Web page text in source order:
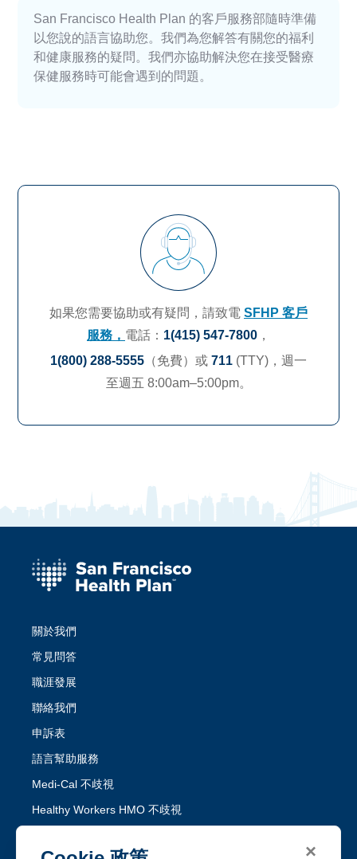
San Francisco Health Plan 的客戶服務部隨時準備
以您說的語言協助您。我們為您解答有關您的福利
和健康服務的疑問。我們亦協助解決您在接受醫療
保健服務時可能會遇到的問題。
如果您需要協助或有疑問，請致電 SFHP 客戶
服務， 電話： 1(415) 547-7800 ，
1(800) 288-5555 （免費）或 711 (TTY)， 週一
至週五 8:00am–5:00pm。
關於我們
常見問答
職涯發展
聯絡我們
申訴表
語言幫助服務
Medi-Cal 不歧視
Healthy Workers HMO 不歧視
關注 SFHP ×